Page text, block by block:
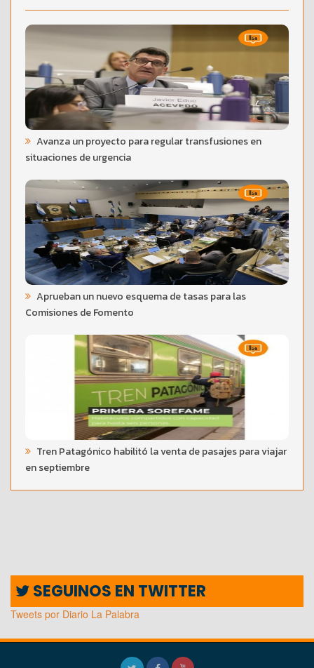
Avanza un proyecto para regular transfusiones en
situaciones de urgencia
Aprueban un nuevo esquema de tasas para las
Comisiones de Fomento
Tren Patagónico habilitó la venta de pasajes para viajar
en septiembre
SEGUINOS EN TWITTER
Tweets por Diario La Palabra